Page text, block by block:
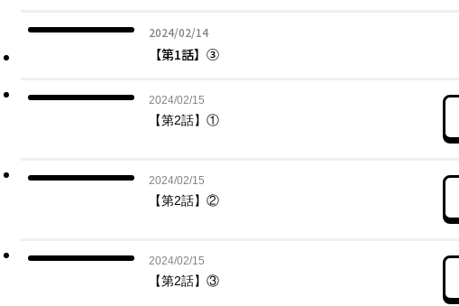
2024/02/14
2024年02月14日
【第1話】③
2024/02/15
2024年02月15日
【第2話】①
2024/02/15
2024年02月15日
【第2話】②
2024/02/15
2024年02月15日
【第2話】③